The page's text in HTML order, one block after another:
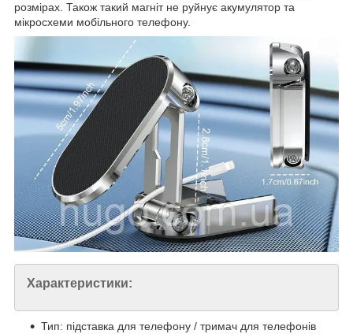
розмірах. Також такий магніт не руйнує акумулятор та
мікросхеми мобільного телефону.
Характеристики:
Тип: підставка для телефону / тримач для телефонів